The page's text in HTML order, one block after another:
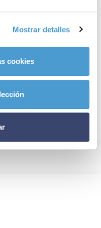
Mostrar detalles
cookies